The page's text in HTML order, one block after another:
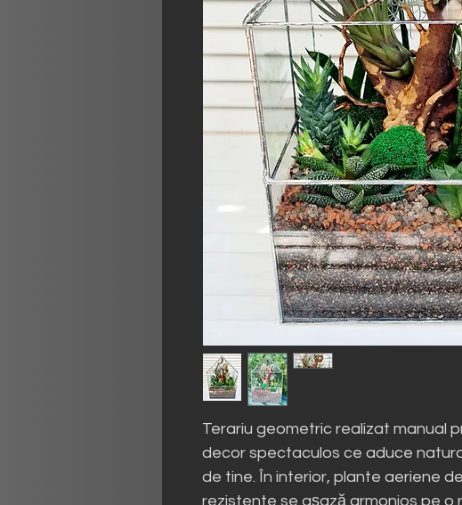
Terariu geometric realizat manual
decor spectaculos ce aduce
de tine. În interior, plante aeriene
rezistente se așază armonios pe o